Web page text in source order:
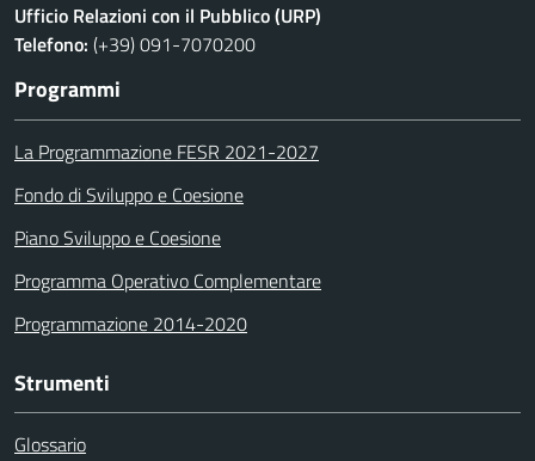
Ufficio Relazioni con il Pubblico (URP)
Telefono: (+39) 091-7070200
Programmi
La Programmazione FESR 2021-2027
Fondo di Sviluppo e Coesione
Piano Sviluppo e Coesione
Programma Operativo Complementare
Programmazione 2014-2020
Strumenti
Glossario